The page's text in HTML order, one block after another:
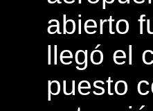
abierto
llegó el
puesto